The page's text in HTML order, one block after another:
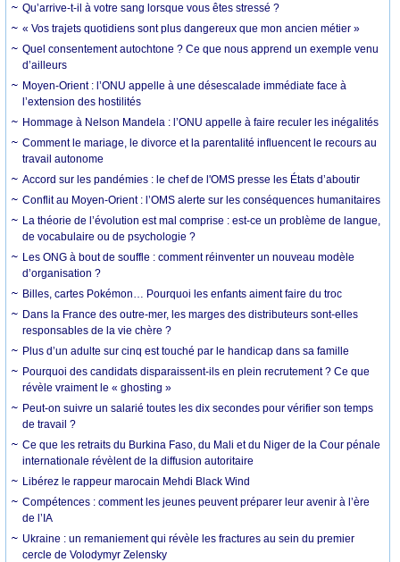
Qu’arrive-t-il à votre sang lorsque vous êtes stressé ?
« Vos trajets quotidiens sont plus dangereux que mon ancien métier »
Quel consentement autochtone ? Ce que nous apprend un exemple venu
d’ailleurs
Moyen-Orient : l’ONU appelle à une désescalade immédiate face à
l’extension des hostilités
Hommage à Nelson Mandela : l’ONU appelle à faire reculer les inégalités
Comment le mariage, le divorce et la parentalité influencent le recours au
travail autonome
Accord sur les pandémies : le chef de l'OMS presse les États d’aboutir
Conflit au Moyen-Orient : l’OMS alerte sur les conséquences humanitaires
La théorie de l’évolution est mal comprise : est-ce un problème de langue,
de vocabulaire ou de psychologie ?
Les ONG à bout de souffle : comment réinventer un nouveau modèle
d’organisation ?
Billes, cartes Pokémon… Pourquoi les enfants aiment faire du troc
Dans la France des outre-mer, les marges des distributeurs sont-elles
responsables de la vie chère ?
Plus d’un adulte sur cinq est touché par le handicap dans sa famille
Pourquoi des candidats disparaissent-ils en plein recrutement ? Ce que
révèle vraiment le « ghosting »
Peut-on suivre un salarié toutes les dix secondes pour vérifier son temps
de travail ?
Ce que les retraits du Burkina Faso, du Mali et du Niger de la Cour pénale
internationale révèlent de la diffusion autoritaire
Libérez le rappeur marocain Mehdi Black Wind
Compétences : comment les jeunes peuvent préparer leur avenir à l’ère
de l’IA
Ukraine : un remaniement qui révèle les fractures au sein du premier
cercle de Volodymyr Zelensky